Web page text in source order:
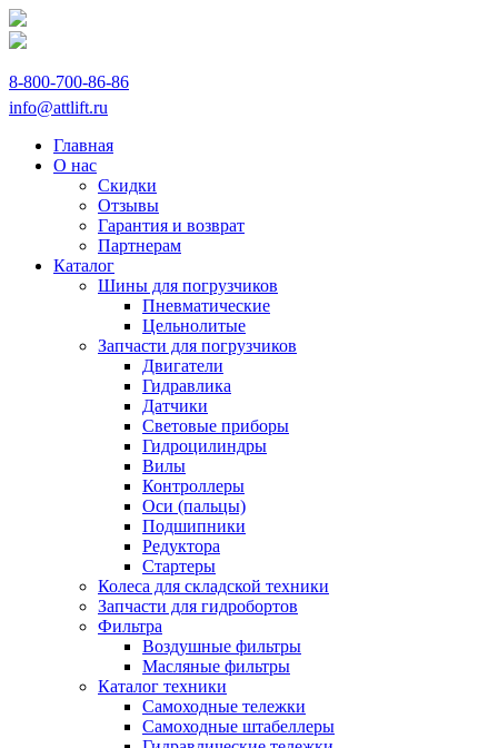
8-800-700-86-86
info@attlift.ru
Главная
О нас
Скидки
Отзывы
Гарантия и возврат
Партнерам
Каталог
Шины для погрузчиков
Пневматические
Цельнолитые
Запчасти для погрузчиков
Двигатели
Гидравлика
Датчики
Световые приборы
Гидроцилиндры
Вилы
Контроллеры
Оси (пальцы)
Подшипники
Редуктора
Стартеры
Колеса для складской техники
Запчасти для гидробортов
Фильтра
Воздушные фильтры
Масляные фильтры
Каталог техники
Самоходные тележки
Самоходные штабеллеры